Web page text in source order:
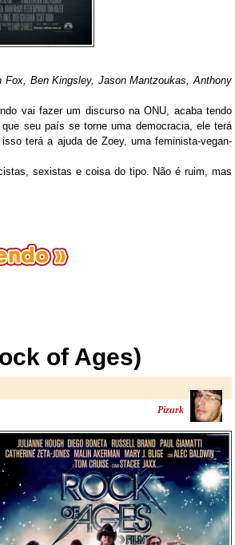
Ben Kingsley, Jason Mantzoukas, Anthony
vai fazer um discurso na ONU, acaba tendo
seu país se torne uma democracia, ele terá
terá a ajuda de Zoey, uma feminista-vegan-
sexistas e coisa do tipo. Não é ruim, mas
of Ages)
Pizurk